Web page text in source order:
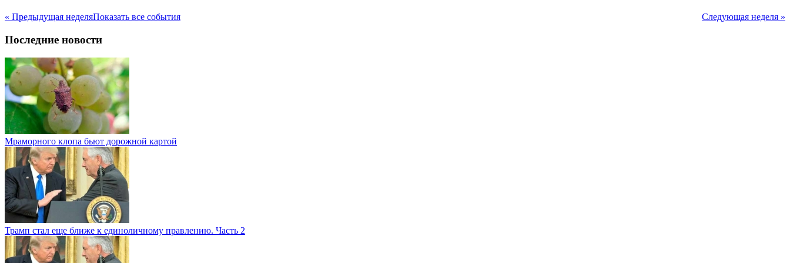
« Предыдущая неделяПоказать все события Следующая неделя »
Последние новости
Мраморного клопа бьют дорожной картой
Трамп стал еще ближе к единоличному правлению. Часть 2